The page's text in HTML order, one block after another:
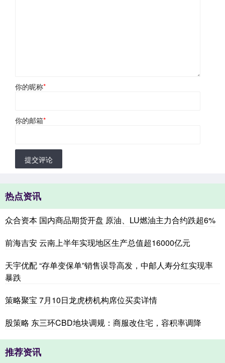
你的昵称*
你的邮箱*
提交评论
热点资讯
众合资本 国内商品期货开盘 原油、LU燃油主力合约跌超6%
前海吉安 云南上半年实现地区生产总值超16000亿元
天宇优配 “存单变保单”销售误导高发，中邮人寿分红实现率
暴跌
策略聚宝 7月10日龙虎榜机构席位买卖详情
股策略 东三环CBD地块调规：商服改住宅，容积率调降
推荐资讯